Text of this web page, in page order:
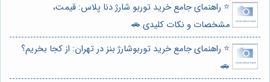
⭐️ راهنمای جامع خرید توربو شارژ دنا پلاس: قیمت،
مشخصات و نکات کلیدی 🚗
⭐️ راهنمای جامع خرید توربوشارژ بنز در تهران: از کجا بخریم؟
🚗